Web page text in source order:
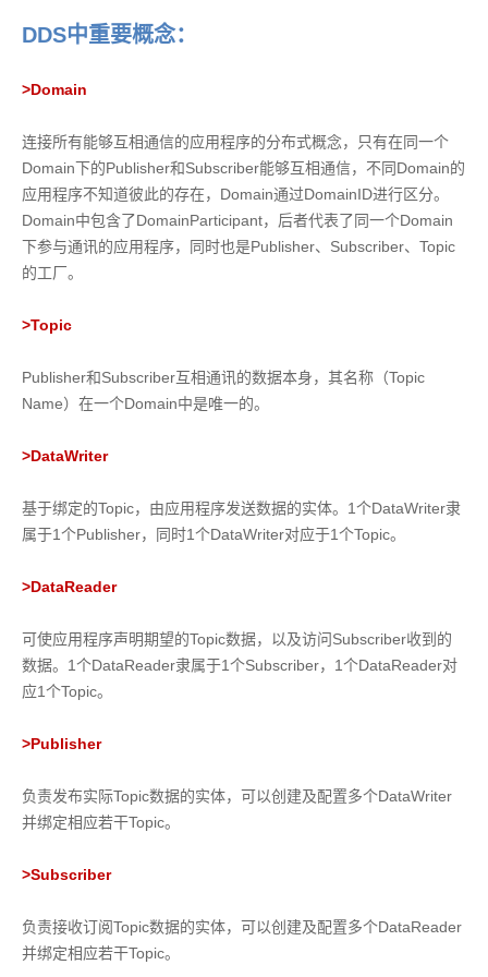
DDS中重要概念：
>Domain
连接所有能够互相通信的应用程序的分布式概念，只有在同一个
Domain下的Publisher和Subscriber能够互相通信，不同Domain的
应用程序不知道彼此的存在，Domain通过DomainID进行区分。
Domain中包含了DomainParticipant，后者代表了同一个Domain
下参与通讯的应用程序，同时也是Publisher、Subscriber、Topic
的工厂。
>Topic
Publisher和Subscriber互相通讯的数据本身，其名称（Topic
Name）在一个Domain中是唯一的。
>DataWriter
基于绑定的Topic，由应用程序发送数据的实体。1个DataWriter隶
属于1个Publisher，同时1个DataWriter对应于1个Topic。
>DataReader
可使应用程序声明期望的Topic数据，以及访问Subscriber收到的
数据。1个DataReader隶属于1个Subscriber，1个DataReader对
应1个Topic。
>Publisher
负责发布实际Topic数据的实体，可以创建及配置多个DataWriter
并绑定相应若干Topic。
>Subscriber
负责接收订阅Topic数据的实体，可以创建及配置多个DataReader
并绑定相应若干Topic。